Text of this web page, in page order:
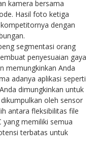
kamera bersama
Hasil foto ketiga
dengan
segmentasi orang
penyesuaian gaya
memungkinkan Anda
adanya aplikasi seperti
dimungkinkan untuk
oleh sensor
antara fleksibilitas file
yang memiliki semua
terbatas untuk